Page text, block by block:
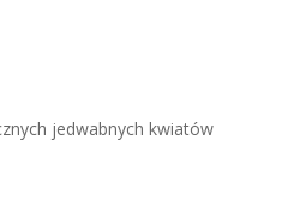
jedwabnych kwiatów